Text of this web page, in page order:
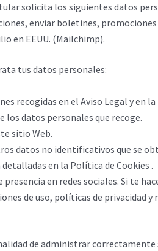
solicita los siguientes datos
enviar boletines,
en EEUU. (Mailchimp).
tus datos personales:
recogidas en el Aviso Legal y en
datos personales que recoge.
sitio Web.
datos no identificativos que se
en la Política de Cookies .
en redes sociales. Si te
de uso, políticas de privacidad y
de administrar correctamente